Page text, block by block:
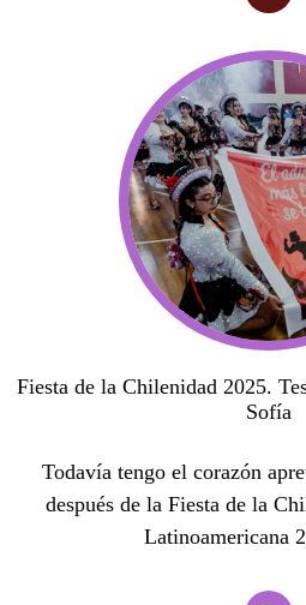
Fiesta de la Chilenidad 2025.
Sofía
Todavía tengo el corazón
después de la Fiesta de la
Latinoamericana